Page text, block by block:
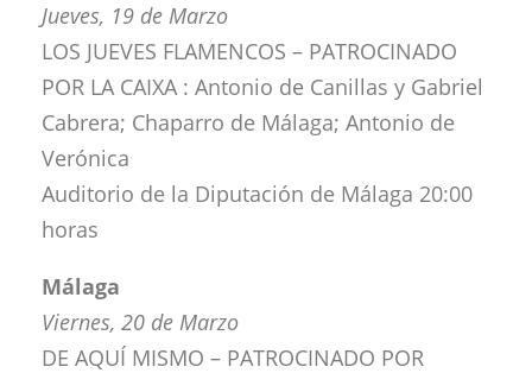
Jueves, 19 de Marzo
LOS JUEVES FLAMENCOS – PATROCINADO
POR LA CAIXA : Antonio de Canillas y Gabriel
Cabrera; Chaparro de Málaga; Antonio de
Verónica
Auditorio de la Diputación de Málaga 20:00
horas
Málaga
Viernes, 20 de Marzo
DE AQUÍ MISMO – PATROCINADO POR